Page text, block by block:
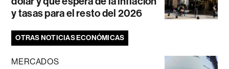
y tasas para el resto del 2026
OTRAS NOTICIAS ECONÓMICAS
MERCADOS